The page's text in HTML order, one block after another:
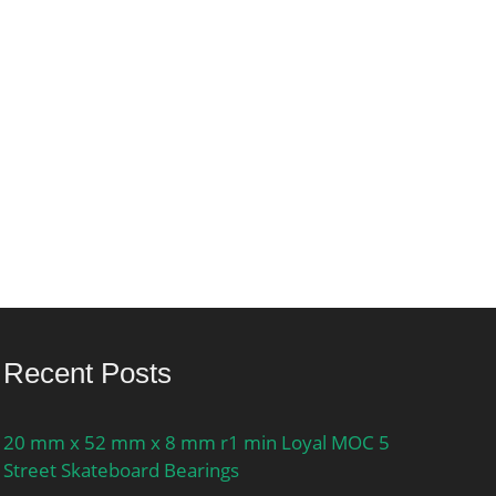
Recent Posts
20 mm x 52 mm x 8 mm r1 min Loyal MOC 5
Street Skateboard Bearings